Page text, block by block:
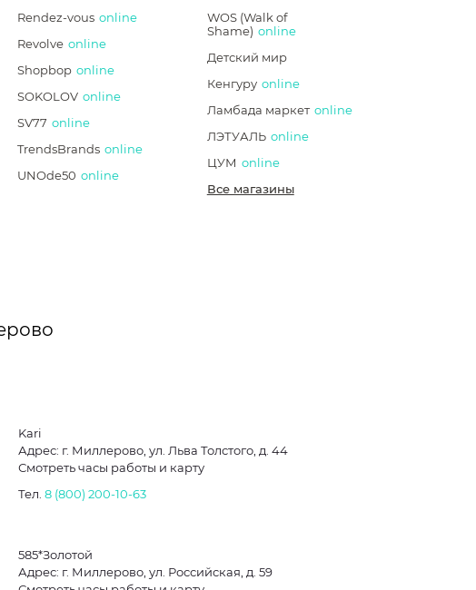
Rendez-vous online
Revolve online
Shopbop online
SOKOLOV online
SV77 online
TrendsBrands online
UNOde50 online
WOS (Walk of
Shame) online
Детский мир
Кенгуру online
Ламбада маркет online
ЛЭТУАЛЬ online
ЦУМ online
Все магазины
Kari
Адрес: г. Миллерово, ул. Льва Толстого, д. 44
Смотреть часы работы и карту
Тел.8 (800) 200-10-63
585*Золотой
Адрес: г. Миллерово, ул. Российская, д. 59